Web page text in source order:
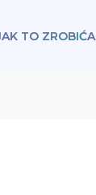
TO ZROBIĆ